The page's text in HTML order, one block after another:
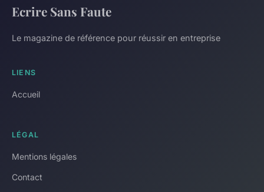
Ecrire Sans Faute
Le magazine de référence pour réussir en entreprise
LIENS
Accueil
LÉGAL
Mentions légales
Contact